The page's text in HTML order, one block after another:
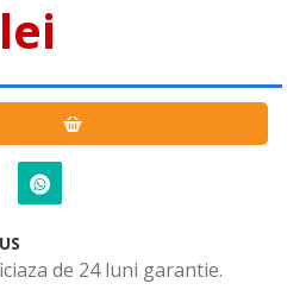
de 24 luni garantie.